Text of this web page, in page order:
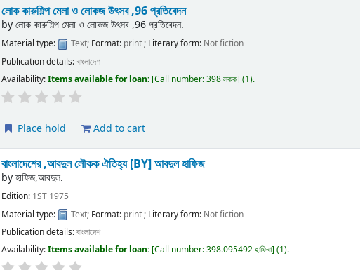
লোক কারুশিল্প মেলা ও লোকজ উৎসব ,96 প্রতিবেদন
byলোক কারুশিল্প মেলা ও লোকজ উৎসব ,96 প্রতিবেদন.
Material type: Text; Format: print; Literary form: Not fiction
Publication details:বাংলাদেশ
Availability:Items available for loan: Call number:398 লকক (1).
Place hold Add to cart
বাংলাদেশের ,আবদুল লৌকক ঐতিহ্য[BY] আবদুল হাফিজ
byহাফিজ,আবদুল.
Edition: 1ST 1975
Material type:
Text; Format: print; Literary form: Not fiction
Publication details:বাংলাদেশ
Availability:Items available for loan: Call number:398.095492 হাফিবা (1).